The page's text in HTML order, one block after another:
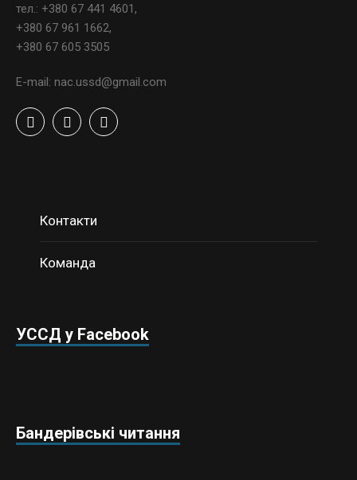
тел.: +380 67 441 4601,
+380 67 961 1662,
+380 67 605 3505
E-mail: nac.ussd@gmail.com
Контакти
Команда
УССД у Facebook
Бандерівські читання